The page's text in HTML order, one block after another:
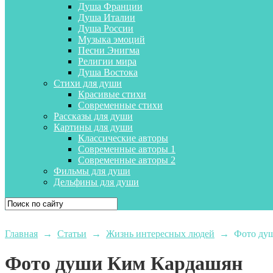
Душа Франции
Душа Италии
Душа России
Музыка эмоций
Песни Энигма
Религии мира
Душа Востока
Стихи для души
Красивые стихи
Современные стихи
Рассказы для души
Картины для души
Классические авторы
Современные авторы 1
Современные авторы 2
Фильмы для души
Дельфины для души
Главная → Статьи → Жизнь интересных людей → Фото
Фото души Ким Кардашян